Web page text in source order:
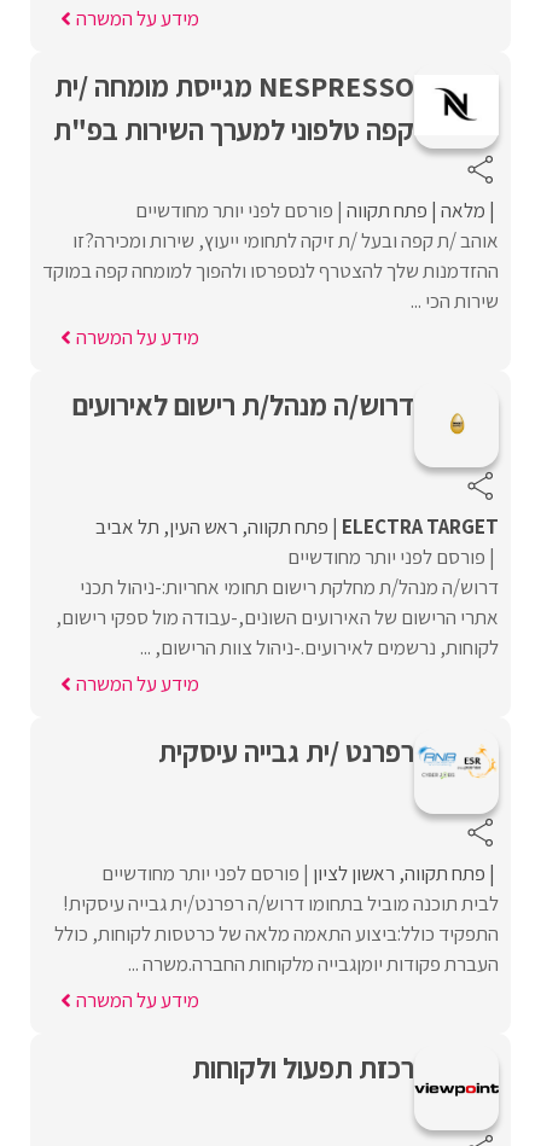
מידע על המשרה
NESPRESSO מגייסת מומחה /ית
קפה טלפוני למערך השירות בפ"ת
מלאה פתח תקווה פורסם לפני יותר מחודשיים
אוהב /ת קפה ובעל /ת זיקה לתחומי ייעוץ, שירות ומכירה?זו
ההזדמנות שלך להצטרף לנספרסו ולהפוך למומחה קפה במוקד
שירות הכי ...
מידע על המשרה
דרוש/ה מנהל/ת רישום לאירועים
ELECTRA TARGET פתח תקווה ראש העין תל אביב
פורסם לפני יותר מחודשיים
דרוש/ה מנהל/ת מחלקת רישום תחומי אחריות:-ניהול תכני
אתרי הרישום של האירועים השונים,-עבודה מול ספקי רישום,
לקוחות, נרשמים לאירועים.-ניהול צוות הרישום, ...
מידע על המשרה
רפרנט /ית גבייה עיסקית
פתח תקווה ראשון לציון פורסם לפני יותר מחודשיים
לבית תוכנה מוביל בתחומו דרוש/ה רפרנט/ית גבייה עיסקית!
התפקיד כולל:ביצוע התאמה מלאה של כרטסות לקוחות, כולל
העברת פקודות יומןגבייה מלקוחות החברה.משרה ...
מידע על המשרה
רכזת תפעול ולקוחות